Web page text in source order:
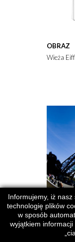
OBRAZ
Wieża
OBRAZ
wieżą
Informujemy, iż
technologię plików
w sposób
wyjątkiem informacji